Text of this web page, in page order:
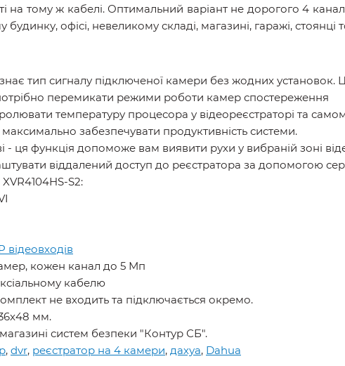
на тому ж кабелі. Оптимальний варіант не дорогого 4
офісі, невеликому складі, магазині, гаражі, стоянці
тип сигналу підключеної камери без жодних
перемикати режими роботи камер спостереження
температуру процесора у відеореєстраторі та
забезпечувати продуктивність системи.
- ця функція допоможе вам виявити рухи у вибраній зоні
віддалений доступ до реєстратора за допомогою
S2:
відеовходів
кожен канал до 5 Мп
кабелю
не входить та підключається окремо.
мм.
систем безпеки "Контур СБ".
, dvr, реєстратор на 4 камери, дахуа, Dahua